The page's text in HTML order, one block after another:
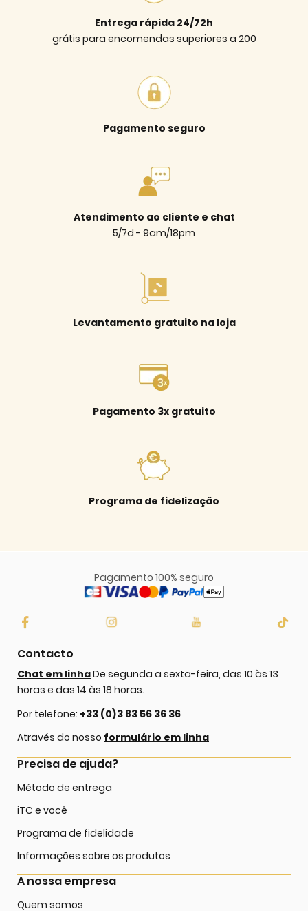
Entrega rápida 24/72h
grátis para encomendas superiores a 200
Pagamento seguro
Atendimento ao cliente e chat
5/7d - 9am/18pm
Levantamento gratuito na loja
Pagamento 3x gratuito
Programa de fidelização
Pagamento 100% seguro
Contacto
Chat em linhaDe segunda a sexta-feira, das 10 às 13
horas e das 14 às 18 horas.
Por telefone: +33 (0)3 83 56 36 36
Através do nosso formulário em linha
A nossa empresa
Quem somos
Precisa de ajuda?
Método de entrega
iTC e você
Programa de fidelidade
Informações sobre os produtos